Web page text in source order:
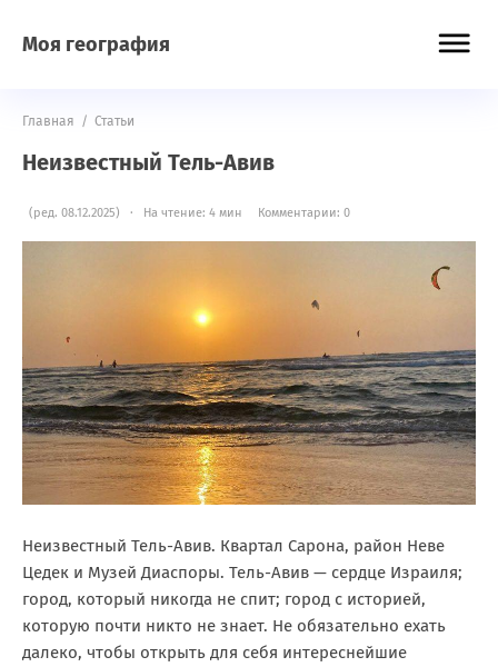
Моя география
Главная / Статьи
Неизвестный Тель-Авив
(ред. 08.12.2025) · На чтение: 4 мин Комментарии: 0
Неизвестный Тель-Авив. Квартал Сарона, район Неве
Цедек и Музей Диаспоры. Тель-Авив — сердце Израиля;
город, который никогда не спит; город с историей,
которую почти никто не знает. Не обязательно ехать
далеко, чтобы открыть для себя интереснейшие